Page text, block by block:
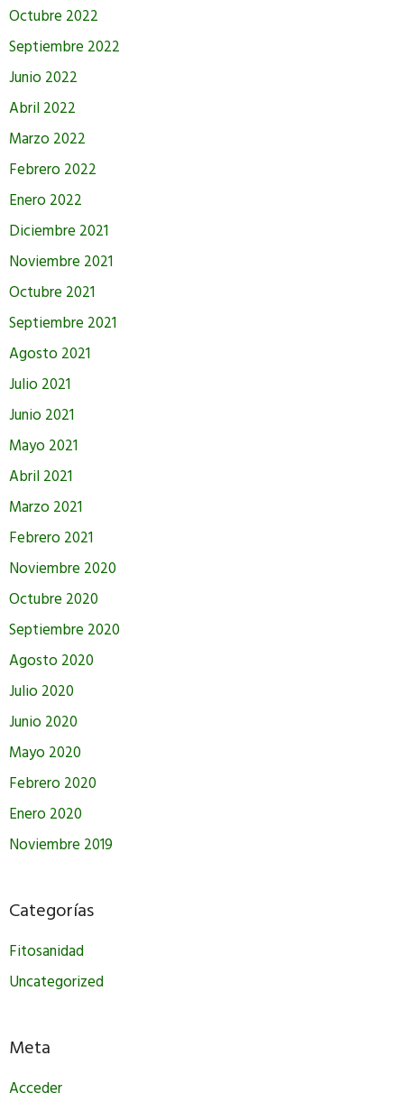
Octubre 2022
Septiembre 2022
Junio 2022
Abril 2022
Marzo 2022
Febrero 2022
Enero 2022
Diciembre 2021
Noviembre 2021
Octubre 2021
Septiembre 2021
Agosto 2021
Julio 2021
Junio 2021
Mayo 2021
Abril 2021
Marzo 2021
Febrero 2021
Noviembre 2020
Octubre 2020
Septiembre 2020
Agosto 2020
Julio 2020
Junio 2020
Mayo 2020
Febrero 2020
Enero 2020
Noviembre 2019
Categorías
Fitosanidad
Uncategorized
Meta
Acceder